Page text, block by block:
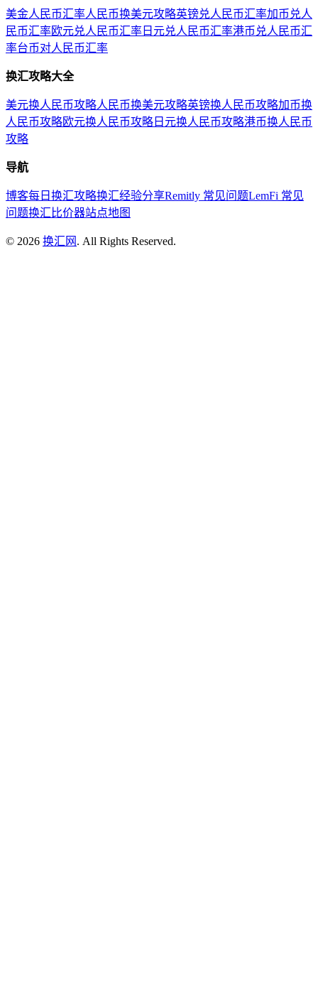
美金人民币汇率人民币换美元攻略英镑兑人民币汇率加币兑人
民币汇率欧元兑人民币汇率 日元兑人民币汇率港币兑人民币汇
率台币对人民币汇率
换汇攻略大全
美元换人民币攻略人民币换美元攻略英镑换人民币攻略加币换
人民币攻略欧元换人民币攻略 日元换人民币攻略港币换人民币
攻略
导航
博客每日换汇攻略换汇经验分享Remitly 常见问题LemFi 常见
问题换汇比价器站点地图
© 2026 换汇网 . All Rights Reserved.